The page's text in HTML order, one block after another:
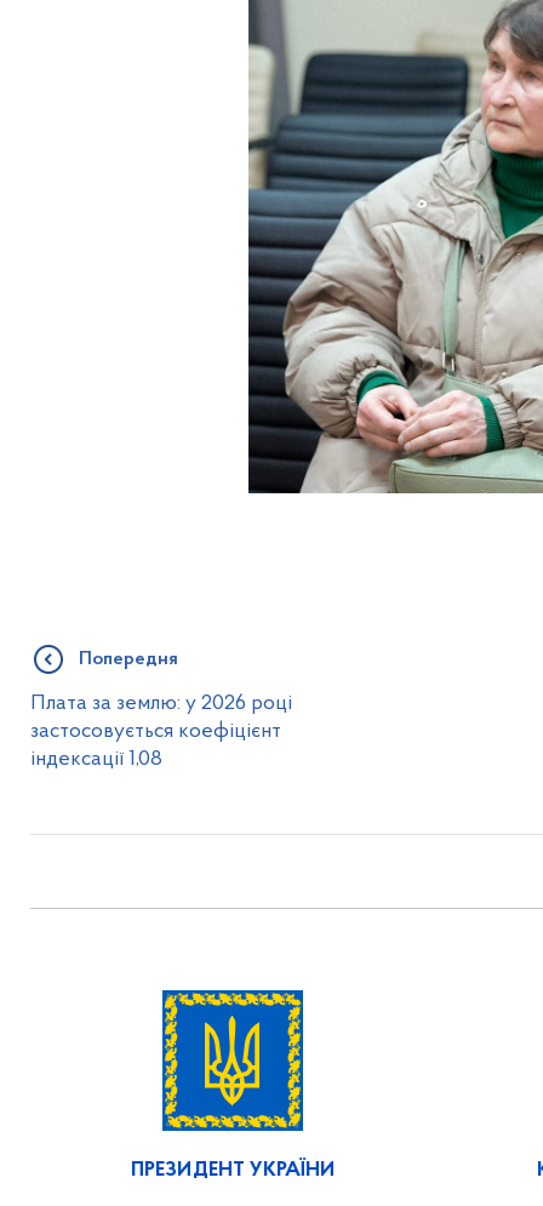
Попередня
Плата за землю: у 2026 році
застосовується коефіцієнт
індексації 1,08
ПРЕЗИДЕНТ УКРАЇНИ